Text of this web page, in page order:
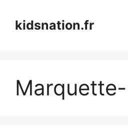
contenukidsnation.fr